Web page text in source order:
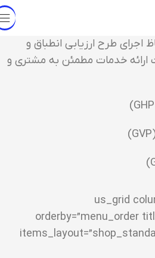
طرح ارزیابی انطباق و
ارائه خدمات مطمئن به مشتری و
orderby=”menu_order